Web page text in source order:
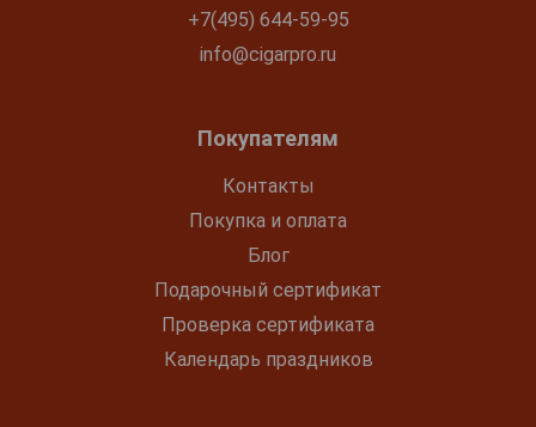
+7(495) 644-59-95
info@cigarpro.ru
Покупателям
Контакты
Покупка и оплата
Блог
Подарочный сертификат
Проверка сертификата
Календарь праздников